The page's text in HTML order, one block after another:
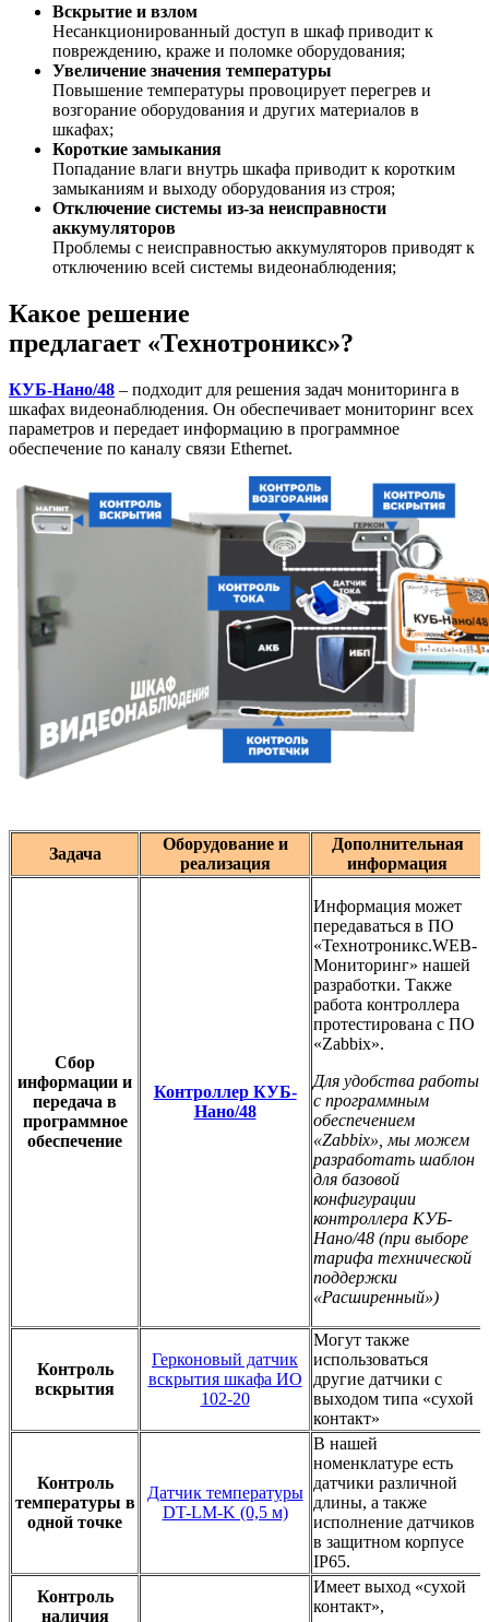
Вскрытие и взлом
Несанкционированный доступ в шкаф приводит к
повреждению, краже и поломке оборудования;
Увеличение значения температуры
Повышение температуры провоцирует перегрев и
возгорание оборудования и других материалов в
шкафах;
Короткие замыкания
Попадание влаги внутрь шкафа приводит к коротким
замыканиям и выходу оборудования из строя;
Отключение системы из-за неисправности
аккумуляторов
Проблемы с неисправностью аккумуляторов приводят к
отключению всей системы видеонаблюдения;
Какое решение
предлагает «Технотроникс»?
КУБ-Нано/48 – подходит для решения задач мониторинга в
шкафах видеонаблюдения. Он обеспечивает мониторинг всех
параметров и передает информацию в программное
обеспечение по каналу связи Ethernet.
Задача
Оборудование и
реализация
Дополнительная
информация
Сбор
информации и
передача в
программное
обеспечение
Контроллер КУБ-
Нано/48
Информация может
передаваться в ПО
«Технотроникс.WEB-
Мониторинг» нашей
разработки. Также
работа контроллера
протестирована с ПО
«Zabbix».
Для удобства работы
с программным
обеспечением
«Zabbix», мы можем
разработать шаблон
для базовой
конфигурации
контроллера КУБ-
Нано/48 (при выборе
тарифа технической
поддержки
«Расширенный»)
Контроль
вскрытия
Герконовый датчик
вскрытия шкафа ИО
102-20
Могут также
использоваться
другие датчики с
выходом типа «сухой
контакт»
Контроль
температуры в
одной точке
Датчик температуры
DT-LM-K (0,5 м)
В нашей
номенклатуре есть
датчики различной
длины, а также
исполнение датчиков
в защитном корпусе
IP65.
Контроль
наличия
Имеет выход «сухой
контакт»,